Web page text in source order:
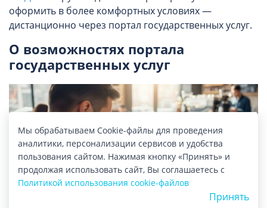
оформить в более комфортных условиях —
дистанционно через портал государственных услуг.
О возможностях портала
государственных услуг
Мы обрабатываем Cookie-файлы для проведения
аналитики, персонализации сервисов и удобства
пользования сайтом. Нажимая кнопку «Принять» и
продолжая использовать сайт, Вы соглашаетесь с
Политикой использования cookie-файлов
Принять